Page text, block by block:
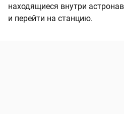
находящиеся внутри
и перейти на станцию.